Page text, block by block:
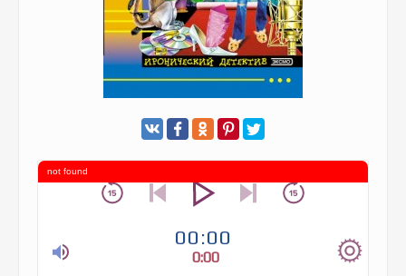
00:00
0:00
not found